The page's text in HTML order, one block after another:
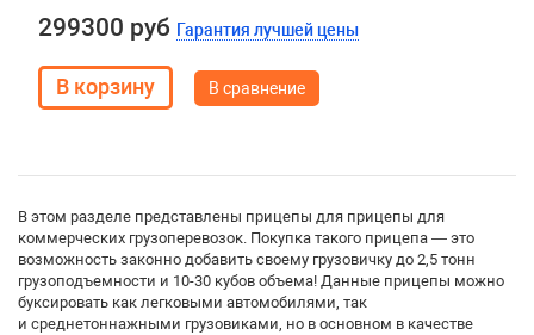
299300 руб Гарантия лучшей цены
В сравнение
В этом разделе представлены прицепы для прицепы для
коммерческих грузоперевозок. Покупка такого прицепа — это
возможность законно добавить своему грузовичку до 2,5 тонн
грузоподъемности и 10-30 кубов объема! Данные прицепы можно
буксировать как легковыми автомобилями, так
и среднетоннажными грузовиками, но в основном в качестве